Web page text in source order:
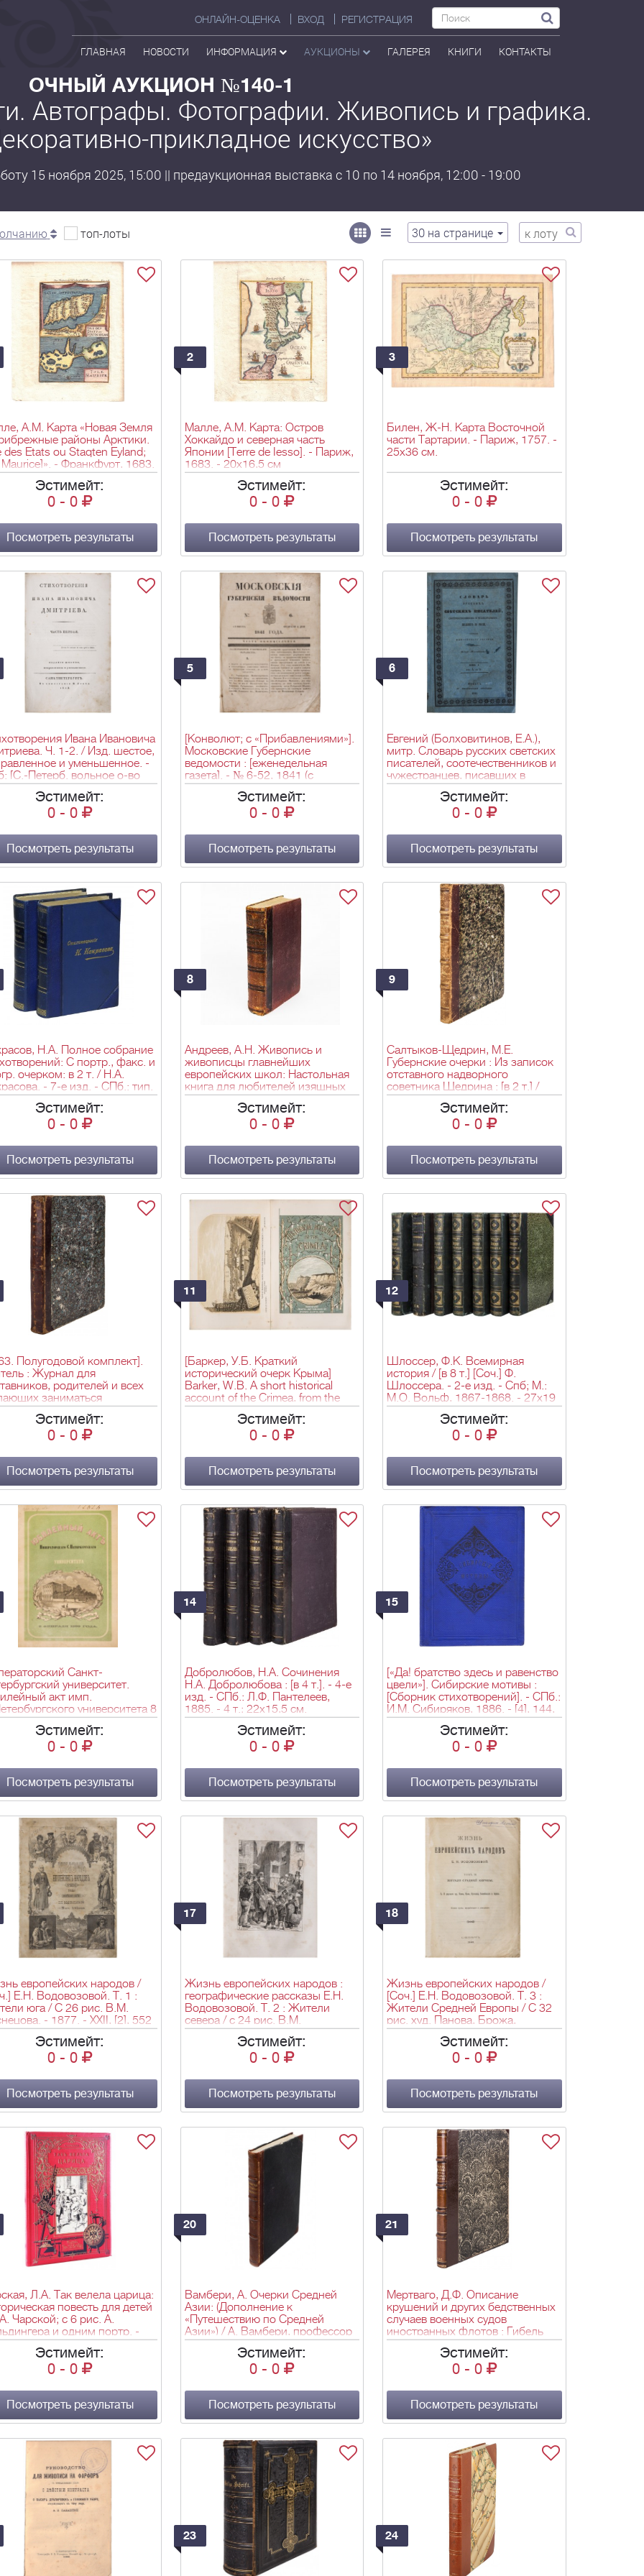
ОНЛАЙН-ОЦЕНКА ВХОД РЕГИСТРАЦИЯ
ГЛАВНАЯ НОВОСТИ ИНФОРМАЦИЯ АУКЦИОНЫ ГАЛЕРЕЯ КНИГИ КОНТАКТЫ
ОЧНЫЙ АУКЦИОН №140-1
Автографы. Фотографии. Живопись и графика.
прикладное искусство»
15 ноября 2025, 15:00 || предаукционная выставка с 10 по 14 ноября, 12:00 - 19:00
топ-лоты 30на странице
А.М. Карта «Новая Земля
районы Арктики.
des Etats ou Staqten Eyland;
Maurice]». - Франкфурт, 1683.
см.
Эстимейт:
0 -0
Посмотреть результаты
2
Малле, А.М. Карта: Остров
Хоккайдо и северная часть
Японии [Terre de Iesso]. - Париж,
1683. - 20х16,5 см
Эстимейт:
0 -0
Посмотреть результаты
3
Билен, Ж-Н. Карта Восточной
части Тартарии. - Париж, 1757. -
25х36 см.
Эстимейт:
0- 0
Посмотреть результаты
Ивана Ивановича
Ч. 1-2. / Изд. шестое,
и уменьшенное. -
[С.-Петерб. вольное о-во
российской
1823.
Эстимейт:
0 -0
Посмотреть результаты
5
[Конволют; с «Прибавлениями»].
Московские Губернские
ведомости : [еженедельная
газета]. - № 6-52, 1841 (с
соответств. прибавл.). - М.: В
губернской тип., 1841. - сс. 37-
164, 173-276, 285-404, [1] л. ил.
189-370, 373-540, 555-616, 619-
670, 673-684, 687-746, [4] с.
объявл.; 749-780, 783-796
28,5х21,1 см.
Эстимейт:
0 -0
Посмотреть результаты
6
Евгений (Болховитинов, Е.А.),
митр. Словарь русских светских
писателей, соотечественников и
чужестранцев, писавших в
России [в 2 т.] / Соч. митр.
Евгения; [Предисл. изд.: Михаил
Погодин]. - М.: Московитянин,
328 с.; Т. 2 : [От Л. до Ф]. - [2],
290, XVI с.; 21,6х14,5 см.
Эстимейт:
0- 0
Посмотреть результаты
Н.А. Полное собрание
С портр., факс. и
очерком: в 2 т. / Н.А.
- 7-е изд. - СПб.: тип.
Суворина, 1899. - Т. 1: 1842-
- XXIX, [1], 608 с., [3] л.
(портр., факс.); Т. 2: 1873-
Эстимейт:
0 -0
Посмотреть результаты
8
Андреев, А.Н. Живопись и
живописцы главнейших
европейских школ: Настольная
книга для любителей изящных
искусств с присовокуплением
замечательнейших картин,
находящихся в России, и
монограмм известнейших
художников / Сост. по лучшим
соврем. изд. А.Н. Андреевым. -
580, XIV, [18] с.: факс.; 22,5х15
Эстимейт:
0 -0
Посмотреть результаты
9
Салтыков-Щедрин, М.Е.
Губернские очерки : Из записок
отставного надворного
советника Щедрина : [в 2 т.] /
Собрал и издал М.Е. Салтыков. -
2-е изд. - М.: тип. Каткова и К°,
1857. - Т.2.; 21х13,5 см.
Эстимейт:
0- 0
Посмотреть результаты
Полугодовой комплект].
: Журнал для
родителей и всех
заниматься
и обучеинем детей.
- 1863, №1-12. - 18, 21-48,
100, 5-8, 101-146, 9-10,
290, 17-18, 291-342, 19-22,
398, 23-26, 399-450, 27-30,
506, 507-606, 31-34 c.;
Эстимейт:
0 -0
Посмотреть результаты
11
[Баркер, У.Б. Краткий
исторический очерк Крыма]
Barker, W.B. A short historical
account of the Crimea, from the
earliest ages and during the
Russian occupation. - Хертфорд:
Stephen Austin; Лондон: Trübner
л. ил., карт.; 17,7х11 см.
Эстимейт:
0 -0
Посмотреть результаты
12
Шлоссер, Ф.К. Всемирная
история / [в 8 т.] [Соч.] Ф.
Шлоссера. - 2-е изд. - Спб; М.:
М.О. Вольф, 1867-1868. - 27х19
см.
Эстимейт:
0- 0
Посмотреть результаты
Санкт-
университет.
акт имп.
университета 8
1869 года. - СПб.:
В.И. Головина, 1869. -
IV, [2], 174 с.: нот.; 24х16,3 см.
Эстимейт:
0 -0
Посмотреть результаты
14
Добролюбов, Н.А. Сочинения
Н.А. Добролюбова : [в 4 т.]. - 4-е
изд. - СПб.: Л.Ф. Пантелеев,
1885. - 4 т.; 22х15,5 см.
Эстимейт:
0 -0
Посмотреть результаты
15
[«Да! братство здесь и равенство
цвели»]. Сибирские мотивы :
[Сборник стихотворений]. - СПб.:
И.М. Сибиряков, 1886. - [4], 144,
[3] с.; 18,4х13,8 см.
Эстимейт:
0- 0
Посмотреть результаты
европейских народов /
Е.Н. Водовозовой. Т. 1 :
юга / С 26 рис. В.М.
- 1877. - XXII, [2], 552
л. ил.; 26,5х18,6 см.
Эстимейт:
0 -0
Посмотреть результаты
17
Жизнь европейских народов :
географические рассказы Е.Н.
Водовозовой. Т. 2 : Жители
севера / c 24 рис. В.М.
Васнецова. - 1878. - XVI, 545 с.,
24 л. ил.; 26х18 см.
Эстимейт:
0 -0
Посмотреть результаты
18
Жизнь европейских народов /
[Соч.] Е.Н. Водовозовой. Т. 3 :
Жители Средней Европы / С 32
рис. худ. Панова, Брожа,
Бухгольца [и др.]. - 1903. - XII,
565 с., 32 л. ил.; 28,4х18,4 см.
Эстимейт:
0- 0
Посмотреть результаты
Л.А. Так велела царица:
повесть для детей
Чарской; с 6 рис. А.
и одним портр. -
М.: Издание т-ва М.О.
[1910]. - [4], IV, 92 с., [1] л.
(портр.), [6] л. ил. ; 24 см.
Эстимейт:
0 -0
Посмотреть результаты
20
Вамбери, А. Очерки Средней
Азии: (Дополнение к
«Путешествию по Средней
Азии») / А. Вамбери, профессор
восточных языков и литературы
при Пражском университете. -
М.: тип. А.И. Мамонтова, 1868. -
Эстимейт:
0 -0
Посмотреть результаты
21
Мертваго, Д.Ф. Описание
крушений и других бедственных
случаев военных судов
иностранных флотов : Гибель
"Vanguard'a" / Сост. Д. Мертваго.
- СПб.: тип. Мор. м-ва, 1880. - [2],
6, 340, IV, 21 с., 1 л. черт.;
Эстимейт:
0- 0
Посмотреть результаты
23 24